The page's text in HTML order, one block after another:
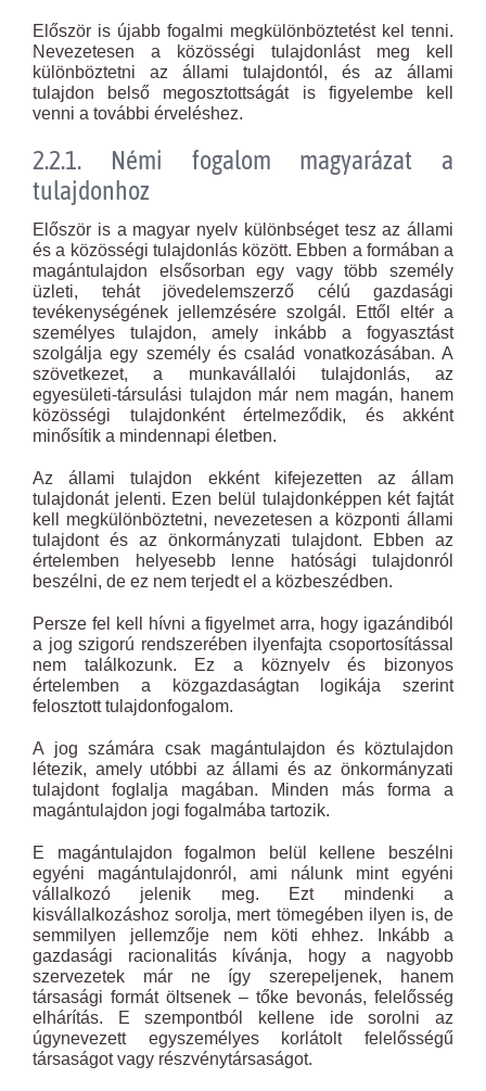
Először is újabb fogalmi megkülönböztetést kel tenni.
Nevezetesen a közösségi tulajdonlást meg kell
különböztetni az állami tulajdontól, és az állami
tulajdon belső megosztottságát is figyelembe kell
venni a további érveléshez.
2.2.1. Némi fogalom magyarázat a
tulajdonhoz
Először is a magyar nyelv különbséget tesz az állami
és a közösségi tulajdonlás között. Ebben a formában a
magántulajdon elsősorban egy vagy több személy
üzleti, tehát jövedelemszerző célú gazdasági
tevékenységének jellemzésére szolgál. Ettől eltér a
személyes tulajdon, amely inkább a fogyasztást
szolgálja egy személy és család vonatkozásában. A
szövetkezet, a munkavállalói tulajdonlás, az
egyesületi-társulási tulajdon már nem magán, hanem
közösségi tulajdonként értelmeződik, és akként
minősítik a mindennapi életben.
Az állami tulajdon ekként kifejezetten az állam
tulajdonát jelenti. Ezen belül tulajdonképpen két fajtát
kell megkülönböztetni, nevezetesen a központi állami
tulajdont és az önkormányzati tulajdont. Ebben az
értelemben helyesebb lenne hatósági tulajdonról
beszélni, de ez nem terjedt el a közbeszédben.
Persze fel kell hívni a figyelmet arra, hogy igazándiból
a jog szigorú rendszerében ilyenfajta csoportosítással
nem találkozunk. Ez a köznyelv és bizonyos
értelemben a közgazdaságtan logikája szerint
felosztott tulajdonfogalom.
A jog számára csak magántulajdon és köztulajdon
létezik, amely utóbbi az állami és az önkormányzati
tulajdont foglalja magában. Minden más forma a
magántulajdon jogi fogalmába tartozik.
E magántulajdon fogalmon belül kellene beszélni
egyéni magántulajdonról, ami nálunk mint egyéni
vállalkozó jelenik meg. Ezt mindenki a
kisvállalkozáshoz sorolja, mert tömegében ilyen is, de
semmilyen jellemzője nem köti ehhez. Inkább a
gazdasági racionalitás kívánja, hogy a nagyobb
szervezetek már ne így szerepeljenek, hanem
társasági formát öltsenek – tőke bevonás, felelősség
elhárítás. E szempontból kellene ide sorolni az
úgynevezett egyszemélyes korlátolt felelősségű
társaságot vagy részvénytársaságot.